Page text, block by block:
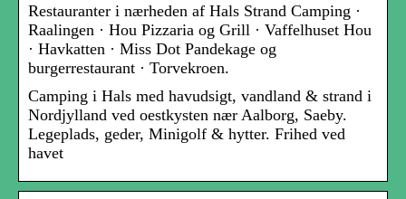
Restauranter i nærheden af Hals Strand Camping ·
Raalingen · Hou Pizzaria og Grill · Vaffelhuset Hou
· Havkatten · Miss Dot Pandekage og
burgerrestaurant · Torvekroen.
Camping i Hals med havudsigt, vandland & strand i
Nordjylland ved oestkysten nær Aalborg, Saeby.
Legeplads, geder, Minigolf & hytter. Frihed ved
havet